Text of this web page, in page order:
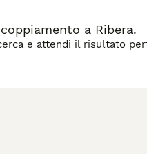
a Ribera.
e attendi il risultato